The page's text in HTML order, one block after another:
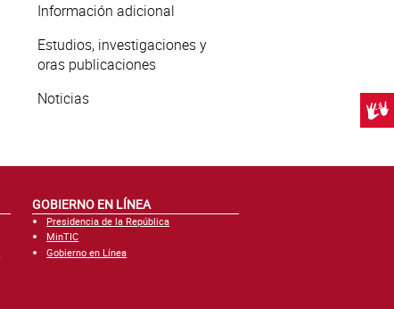
Información adicional
Estudios, investigaciones y
oras publicaciones
Noticias
GOBIERNO EN LÍNEA
Presidencia de la República
MinTIC
Gobierno en Línea